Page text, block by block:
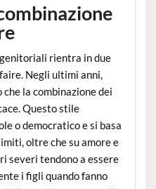
rientra in due
Negli ultimi anni,
la combinazione dei
Questo stile
o democratico e si basa
oltre che su amore e
severi tendono a essere
i figli quando fanno